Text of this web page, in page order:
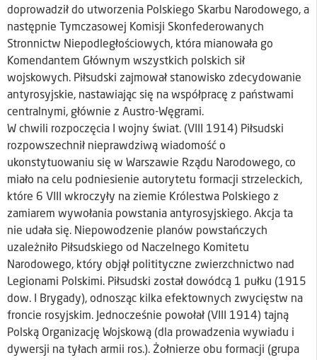
doprowadził do utworzenia Polskiego Skarbu Narodowego, a
następnie Tymczasowej Komisji Skonfederowanych
Stronnictw Niepodległościowych, która mianowała go
Komendantem Głównym wszystkich polskich sił
wojskowych. Piłsudski zajmował stanowisko zdecydowanie
antyrosyjskie, nastawiając się na współpracę z państwami
centralnymi, głównie z Austro-Węgrami.
W chwili rozpoczęcia I wojny świat. (VIII 1914) Piłsudski
rozpowszechnił nieprawdziwą wiadomość o
ukonstytuowaniu się w Warszawie Rządu Narodowego, co
miało na celu podniesienie autorytetu formacji strzeleckich,
które 6 VIII wkroczyły na ziemie Królestwa Polskiego z
zamiarem wywołania powstania antyrosyjskiego. Akcja ta
nie udała się. Niepowodzenie planów powstańczych
uzależniło Piłsudskiego od Naczelnego Komitetu
Narodowego, który objął politityczne zwierzchnictwo nad
Legionami Polskimi. Piłsudski został dowódcą 1 pułku (1915
dow. I Brygady), odnosząc kilka efektownych zwycięstw na
froncie rosyjskim. Jednocześnie powołał (VIII 1914) tajną
Polską Organizację Wojskową (dla prowadzenia wywiadu i
dywersji na tyłach armii ros.). Żołnierze obu formacji (grupa